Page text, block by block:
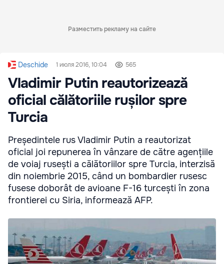
Разместить рекламу на сайте
Deschide 1 июля 2016, 10:04 565
Vladimir Putin reautorizează
oficial călătoriile rușilor spre
Turcia
Președintele rus Vladimir Putin a reautorizat
oficial joi repunerea în vânzare de către agențiile
de voiaj rusești a călătoriilor spre Turcia, interzisă
din noiembrie 2015, când un bombardier rusesc
fusese doborât de avioane F-16 turcești în zona
frontierei cu Siria, informează AFP.